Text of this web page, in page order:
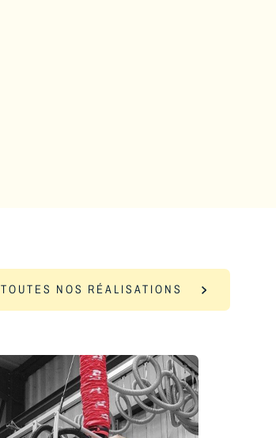
TOUTES NOS RÉALISATIONS